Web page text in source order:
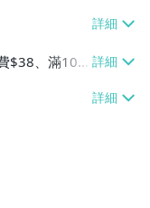
$38、滿100
富取貨付
消費滿$990
費$80、滿1